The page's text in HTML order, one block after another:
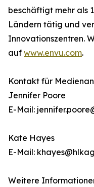
beschäftigt mehr als
Ländern tätig und
Innovationszentren.
auf www.envu.com.
Kontakt für
Jennifer Poore
E-Mail:
Kate Hayes
E-Mail:
Weitere